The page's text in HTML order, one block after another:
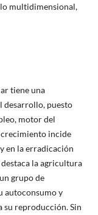
multidimensional,
tiene una
desarrollo, puesto
motor del
incide
en la erradicación
la agricultura
grupo de
autoconsumo y
su reproducción. Sin